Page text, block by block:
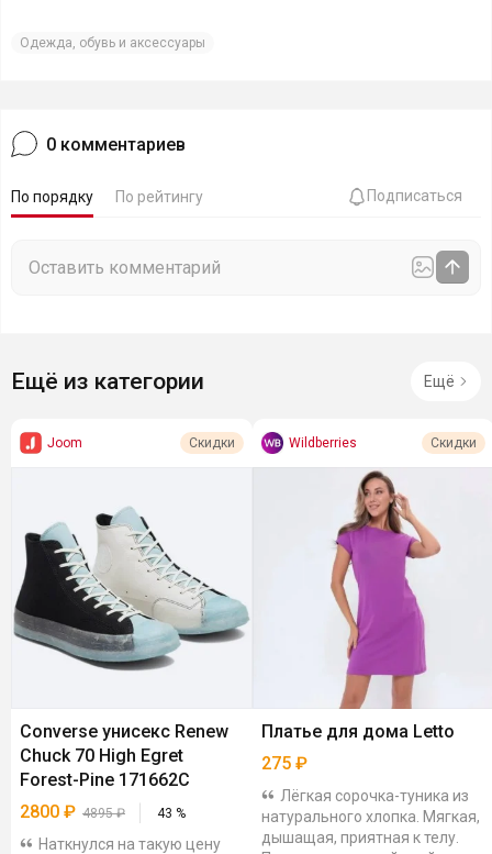
Одежда, обувь и аксессуары
0 комментариев
По порядку По рейтингу Подписаться
Ещё из категории Ещё
Joom Скидки
Converse унисекс Renew
Chuck 70 High Egret
Forest-Pine 171662C
2800 ₽ 4895₽ 43 %
Наткнулся на такую цену
Wildberries Скидки
Платье для дома Letto
275 ₽
Лёгкая сорочка-туника из
натурального хлопка. Мягкая,
дышащая, приятная к телу.